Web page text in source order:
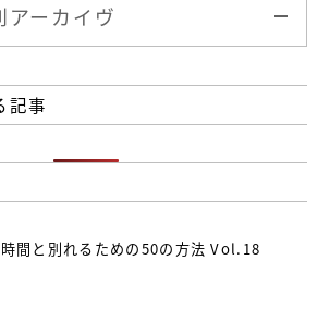
アーカイヴ
記事
時間と別れるための50の方法 Vol.18